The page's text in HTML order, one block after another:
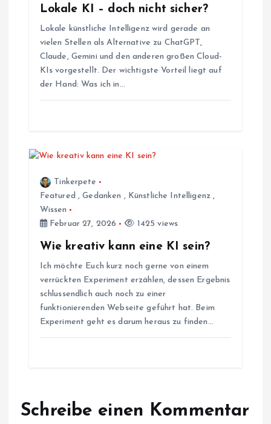
Lokale KI – doch nicht sicher?
Lokale künstliche Intelligenz wird gerade an
vielen Stellen als Alternative zu ChatGPT,
Claude, Gemini und den anderen großen Cloud-
KIs vorgestellt. Der wichtigste Vorteil liegt auf
der Hand: Was ich in…
Tinkerpete
Featured ,Gedanken , Künstliche Intelligenz ,
Wissen
Februar 27, 2026
1425 views
Wie kreativ kann eine KI sein?
Ich möchte Euch kurz noch gerne von einem
verrückten Experiment erzählen, dessen Ergebnis
schlussendlich auch noch zu einer
funktionierenden Webseite geführt hat. Beim
Experiment geht es darum heraus zu finden…
Schreibe einen Kommentar